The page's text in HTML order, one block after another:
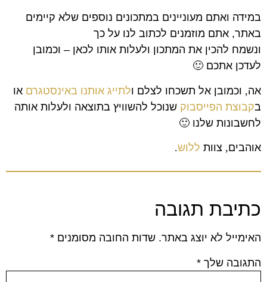
במידה ואתם מעוניינים במתכונים נוספים שלא קיימים
באתר, אתם מוזמנים לכתוב לנו על כך
ונשמח להכין את המתכון ולעלות אותו לכאן – וכמובן
לעדכן אתכם 🙂
אה, וכמובן אל תשכחו לצלם ולתייג אותנו באינסטגרם או
בקבוצת הפייסבוק שנוכל להשוויץ בתוצאה ולעלות אותה
לחשבונות שלנו 🙂
אוהבים, צוות ללוש.
כתיבת תגובה
האימייל לא יוצג באתר. שדות החובה מסומנים *
התגובה שלך *